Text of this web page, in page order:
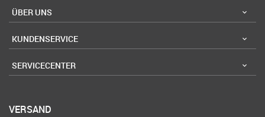
ÜBER UNS
KUNDENSERVICE
SERVICECENTER
VERSAND